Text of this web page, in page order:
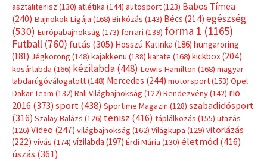
asztalitenisz (130) atlétika (144) autosport(123) Babos Tímea
(240) Bajnokok Ligája (168) Birkózás (143) Bécs (214) egészség
(530) Európabajnokság (173) ferrari (139) forma 1 (1165)
Futball (760) futás (305) Hosszú Katinka (186) hungaroring
(181) Jégkorong (148) kajakkenu (138) karate (168) kickbox(204)
kosárlabda (166) kézilabda(448) Lewis Hamilton (168) magyar
labdarúgóválogatott(148) Mercedes (244) motorsport(153) Opel
Dakar Team (132) Rali Világbajnokság (122) Rendezvény(142) rio
2016 (373) sport(438) Sportime Magazin (128) szabadidősport
(316) Szalay Balázs (126) tenisz (416) táplálkozás (155) utazás
(126) Video (247) világbajnokság (162) Világkupa (129) vitorlázás
(222) vívás (174) vízilabda (197) Érdi Mária (130) életmód(416)
úszás (361)